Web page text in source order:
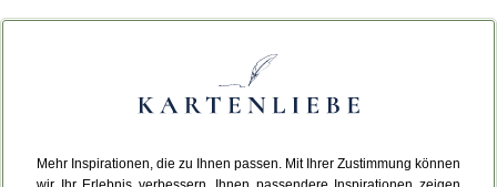
Mehr Inspirationen, die zu Ihnen passen. Mit Ihrer Zustimmung können